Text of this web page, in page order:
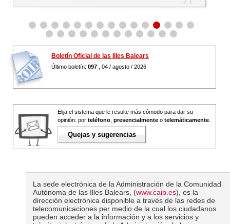
Boletín Oficial de las Illes Balears
Último boletín: 097 , 04 / agosto / 2026
Elija el sistema que le resulte más cómodo para dar su
opinión: por teléfono presencialmente o telemáticamente
Quejas y sugerencias
La sede electrónica de la Administración de la Comunidad
Autónoma de las Illes Balears, (www.caib.es), es la
dirección electrónica disponible a través de las redes de
telecomunicaciones per medio de la cual los ciudadanos
pueden acceder a la información y a los servicios y